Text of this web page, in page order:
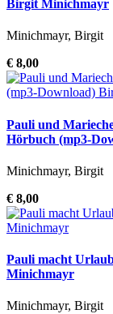
Birgit Minichmayr
Minichmayr, Birgit
€ 8,00
Pauli und
Hörbuch (mp3-
Minichmayr, Birgit
€ 8,00
Pauli macht
Minichmayr
Minichmayr, Birgit